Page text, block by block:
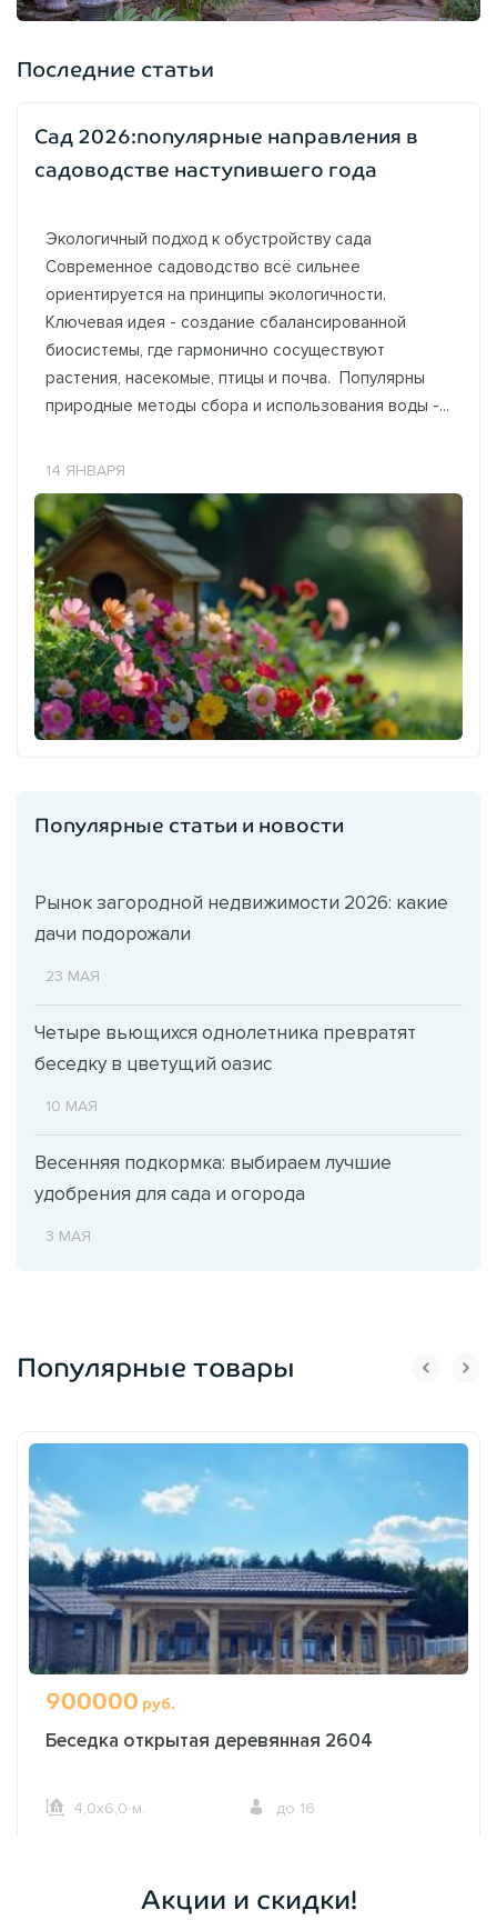
Последние статьи
Сад 2026:популярные направления в
садоводстве наступившего года
Экологичный подход к обустройству сада
Современное садоводство всё сильнее
ориентируется на принципы экологичности.
Ключевая идея - создание сбалансированной
биосистемы, где гармонично сосуществуют
растения, насекомые, птицы и почва. Популярны
природные методы сбора и использования воды -...
14 ЯНВАРЯ
Популярные статьи и новости
Рынок загородной недвижимости 2026: какие
дачи подорожали
23 МАЯ
Четыре вьющихся однолетника превратят
беседку в цветущий оазис
10 МАЯ
Весенняя подкормка: выбираем лучшие
удобрения для сада и огорода
3 МАЯ
Популярные товары
900000 руб.
Беседка открытая деревянная 2604
4,0х6,0 м. до 16
Акции и скидки!